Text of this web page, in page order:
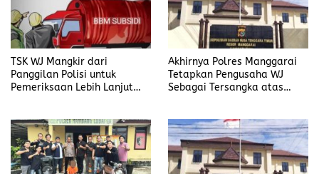
TSK WJ Mangkir dari
Panggilan Polisi untuk
Pemeriksaan Lebih Lanjut
Apa?
Akhirnya Polres Manggarai
Tetapkan Pengusaha WJ
Sebagai Tersangka atas